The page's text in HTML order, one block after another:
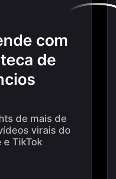
com
de
de mais de
virais do
e TikTok